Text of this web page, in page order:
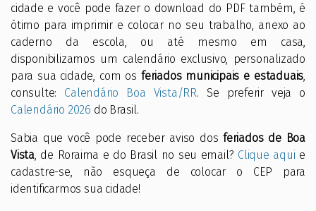
cidade e você pode fazer o download do PDF também, é
ótimo para imprimir e colocar no seu trabalho, anexo ao
caderno da escola, ou até mesmo em casa,
disponibilizamos um calendário exclusivo, personalizado
para sua cidade, com os feriados municipais e estaduais
consulte: Calendário Boa Vista/RR. Se preferir veja o
Calendário 2026 do Brasil.
Sabia que você pode receber aviso dosferiados de Boa
Vista , de Roraima e do Brasil no seu email? Clique aqui e
cadastre-se, não esqueça de colocar o CEP para
identificarmos sua cidade!